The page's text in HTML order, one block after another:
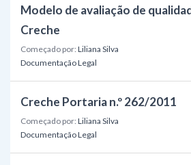
Modelo de avaliação de
Creche
Começado por: Liliana Silva
Documentação Legal
Creche Portaria n.º 262/2011
Começado por: Liliana Silva
Documentação Legal